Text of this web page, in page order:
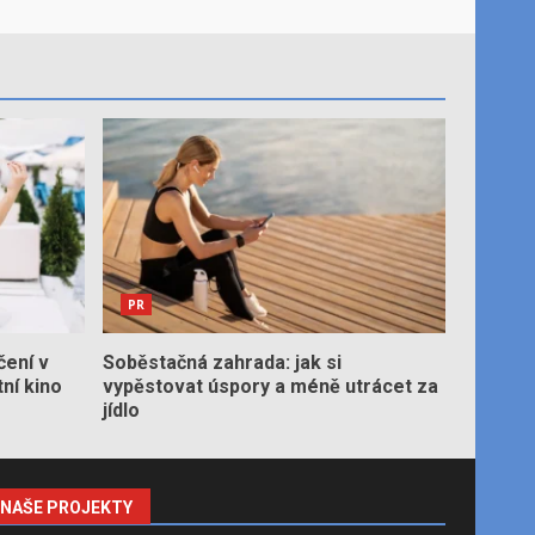
v
kino
PR
Soběstačná zahrada: jak si
vypěstovat úspory a méně utrácet za
jídlo
NAŠE PROJEKTY